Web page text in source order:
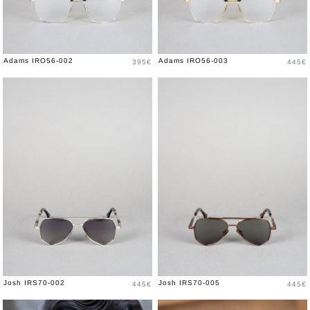
Adams IRO56-002 Prix
395€ Adams IRO56-003 Prix
445€
Josh IRS70-002 Prix
445€ Josh IRS70-005 Prix
445€